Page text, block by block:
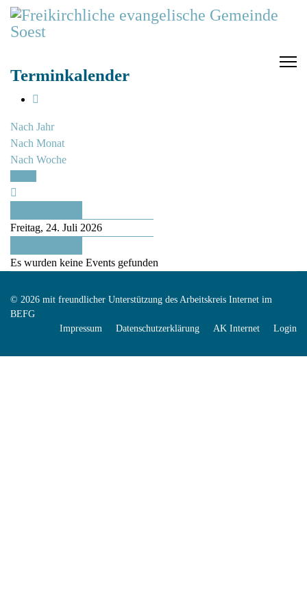
Terminkalender
Nach Jahr
Nach Monat
Nach Woche
Freitag, 24. Juli 2026
Es wurden keine Events gefunden
© 2026 mit freundlicher Unterstützung des Arbeitskreis Internet im
BEFG
Impressum
Datenschutzerklärung AK Internet Login